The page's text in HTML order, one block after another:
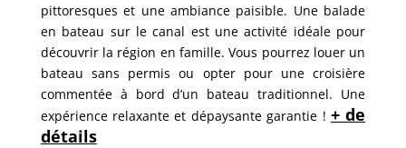
pittoresques et une ambiance paisible. Une balade
en bateau sur le canal est une activité idéale pour
découvrir la région en famille. Vous pourrez louer un
bateau sans permis ou opter pour une croisière
commentée à bord d’un bateau traditionnel. Une
expérience relaxante et dépaysante garantie ! + de
détails